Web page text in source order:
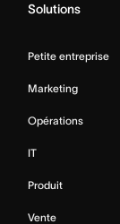
Solutions
Petite entreprise
Marketing
Opérations
IT
Produit
Vente